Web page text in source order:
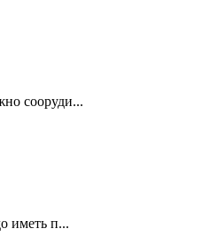
сооруди...
иметь п...